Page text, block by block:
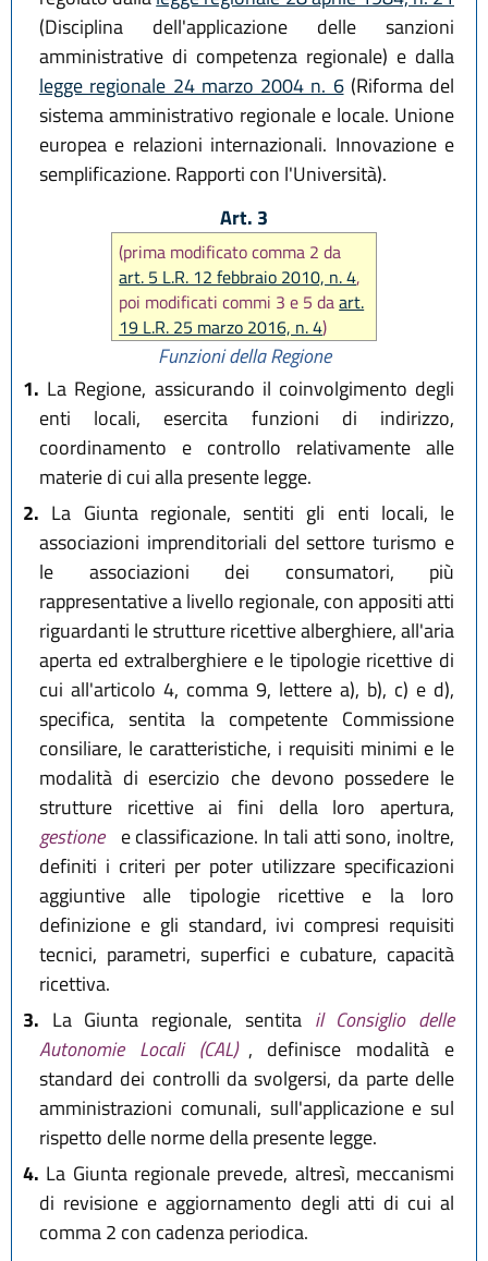
(Disciplina dell'applicazione delle sanzioni
amministrative di competenza regionale) e dalla
legge regionale 24 marzo 2004 n. 6(Riforma del
sistema amministrativo regionale e locale. Unione
europea e relazioni internazionali. Innovazione e
semplificazione. Rapporti con l'Università).
Art. 3
(prima modificato comma 2 da
art. 5 L.R. 12 febbraio 2010, n. 4,
poi modificati commi 3 e 5 daart.
19 L.R. 25 marzo 2016, n. 4)
Funzioni della Regione
1. La Regione, assicurando il coinvolgimento degli
enti locali, esercita funzioni di indirizzo,
coordinamento e controllo relativamente alle
materie di cui alla presente legge.
2. La Giunta regionale, sentiti gli enti locali, le
associazioni imprenditoriali del settore turismo e
le associazioni dei consumatori, più
rappresentative a livello regionale, con appositi atti
riguardanti le strutture ricettive alberghiere, all'aria
aperta ed extralberghiere e le tipologie ricettive di
cui all'articolo 4, comma 9, lettere a), b), c) e d),
specifica, sentita la competente Commissione
consiliare, le caratteristiche, i requisiti minimi e le
modalità di esercizio che devono possedere le
strutture ricettive ai fini della loro apertura,
gestione e classificazione. In tali atti sono, inoltre,
definiti i criteri per poter utilizzare specificazioni
aggiuntive alle tipologie ricettive e la loro
definizione e gli standard, ivi compresi requisiti
tecnici, parametri, superfici e cubature, capacità
ricettiva.
3. La Giunta regionale, sentita il Consiglio delle
Autonomie Locali (CAL) , definisce modalità e
standard dei controlli da svolgersi, da parte delle
amministrazioni comunali, sull'applicazione e sul
rispetto delle norme della presente legge.
4. La Giunta regionale prevede, altresì, meccanismi
di revisione e aggiornamento degli atti di cui al
comma 2 con cadenza periodica.